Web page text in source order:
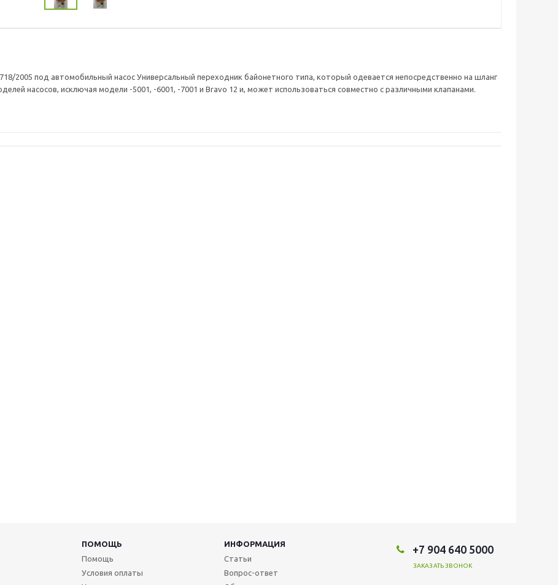
2005 под автомобильный насос Универсальный переходник байонетного типа, который одевается непосредственно на шланг
насосов, исключая модели -5001, -6001, -7001 и Bravo 12 и, может использоваться совместно с различными клапанами.
ПОМОЩЬ
ИНФОРМАЦИЯ
Помощь
Условия оплаты
Статьи
Вопрос-ответ
+7 904 640 5000
ЗАКАЗАТЬ ЗВОНОК